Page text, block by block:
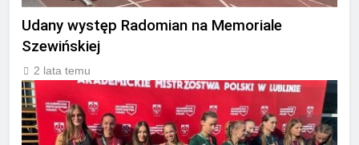
Udany występ Radomian na Memoriale
Szewińskiej
2 lata temu